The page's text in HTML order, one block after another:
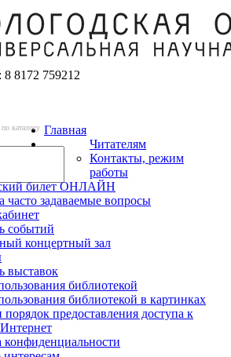
8 8172 759212
каталогу Главная
Читателям
Контакты, режим
работы
билет ОНЛАЙН
часто задаваемые вопросы
событий
концертный зал
выставок
библиотекой
библиотекой в картинках
порядок предоставления доступа к